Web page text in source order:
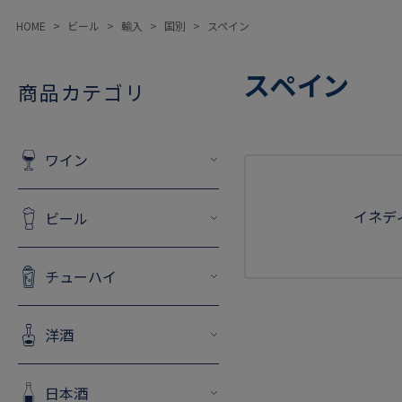
HOME ビール 輸入 国別 スペイン
商品カテゴリ
ワイン
ビール
チューハイ
洋酒
日本酒
スペイン
イネデ